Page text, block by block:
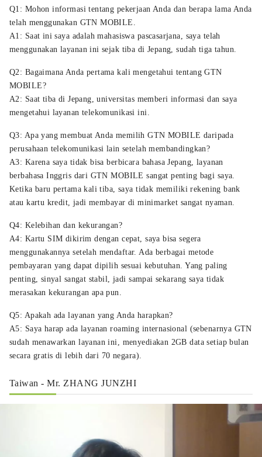
Q1: Mohon informasi tentang pekerjaan Anda dan berapa lama Anda
telah menggunakan GTN MOBILE.
A1: Saat ini saya adalah mahasiswa pascasarjana, saya telah
menggunakan layanan ini sejak tiba di Jepang, sudah tiga tahun.
Q2: Bagaimana Anda pertama kali mengetahui tentang GTN
MOBILE?
A2: Saat tiba di Jepang, universitas memberi informasi dan saya
mengetahui layanan telekomunikasi ini.
Q3: Apa yang membuat Anda memilih GTN MOBILE daripada
perusahaan telekomunikasi lain setelah membandingkan?
A3: Karena saya tidak bisa berbicara bahasa Jepang, layanan
berbahasa Inggris dari GTN MOBILE sangat penting bagi saya.
Ketika baru pertama kali tiba, saya tidak memiliki rekening bank
atau kartu kredit, jadi membayar di minimarket sangat nyaman.
Q4: Kelebihan dan kekurangan?
A4: Kartu SIM dikirim dengan cepat, saya bisa segera
menggunakannya setelah mendaftar. Ada berbagai metode
pembayaran yang dapat dipilih sesuai kebutuhan. Yang paling
penting, sinyal sangat stabil, jadi sampai sekarang saya tidak
merasakan kekurangan apa pun.
Q5: Apakah ada layanan yang Anda harapkan?
A5: Saya harap ada layanan roaming internasional (sebenarnya GTN
sudah menawarkan layanan ini, menyediakan 2GB data setiap bulan
secara gratis di lebih dari 70 negara).
Taiwan - Mr. ZHANG JUNZHI